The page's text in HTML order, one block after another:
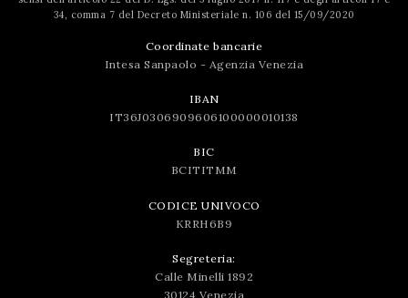
34, comma 7 del Decreto Ministeriale n. 106 del 15/09/2020
Coordinate bancarie
Intesa Sanpaolo - Agenzia Venezia
IBAN
IT36J0306909606100000010138
BIC
BCITITMM
CODICE UNIVOCO
KRRH6B9
Segreteria:
Calle Minelli 1892
30124 Venezia